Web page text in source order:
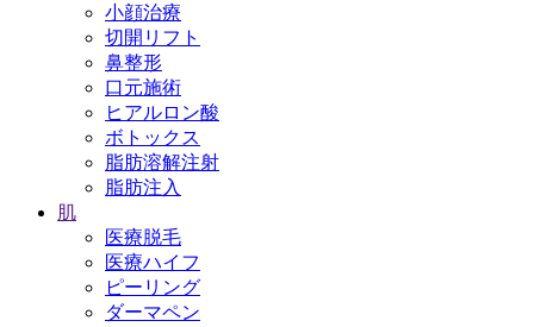
小顔治療
切開リフト
鼻整形
口元施術
ヒアルロン酸
ボトックス
脂肪溶解注射
脂肪注入
肌
医療脱毛
医療ハイフ
ピーリング
ダーマペン